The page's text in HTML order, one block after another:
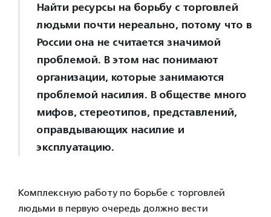
Найти ресурсы на борьбу с торговлей
людьми почти нереально, потому что в
России она не считается значимой
проблемой. В этом нас понимают
организации, которые занимаются
проблемой насилия. В обществе много
мифов, стереотипов, представлений,
оправдывающих насилие и
эксплуатацию.
Комплексную работу по борьбе с торговлей
людьми в первую очередь должно вести